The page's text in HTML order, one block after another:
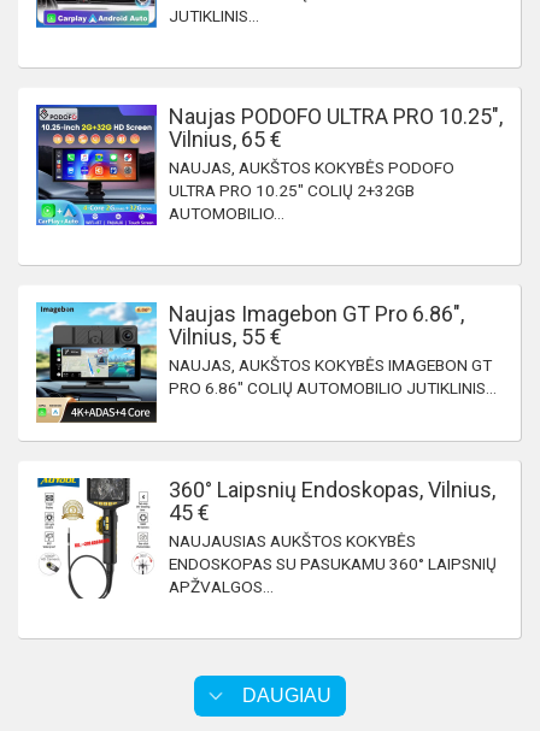
JUTIKLINIS...
Naujas PODOFO ULTRA PRO 10.25",
Vilnius, 65 €
NAUJAS, AUKŠTOS KOKYBĖS PODOFO
ULTRA PRO 10.25" COLIŲ 2+32GB
AUTOMOBILIO...
Naujas Imagebon GT Pro 6.86",
Vilnius, 55 €
NAUJAS, AUKŠTOS KOKYBĖS IMAGEBON GT
PRO 6.86" COLIŲ AUTOMOBILIO JUTIKLINIS...
360° Laipsnių Endoskopas, Vilnius,
45 €
NAUJAUSIAS AUKŠTOS KOKYBĖS
ENDOSKOPAS SU PASUKAMU 360° LAIPSNIŲ
APŽVALGOS...
DAUGIAU